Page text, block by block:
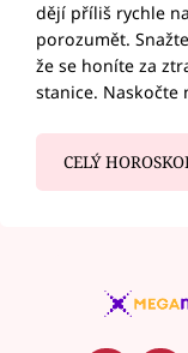
dějí příliš rychle
porozumět.
že se honíte za
stanice. Naskočte
CELÝ